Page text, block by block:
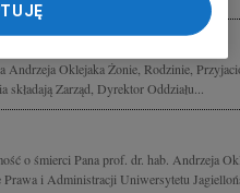
Andrzeja Oklejaka Żonie, Rodzinie,
składają Zarząd, Dyrektor Oddziału...
o śmierci Pana prof. dr. hab. Andrzeja
Prawa i Administracji Uniwersytetu